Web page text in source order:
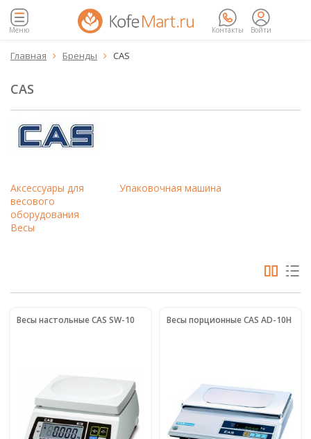
Меню Контакты Войти
Главная  Бренды  CAS
CAS
Аксессуары для
весового
оборудования
Весы
Упаковочная машина
Весы настольные CAS SW-10 Весы порционные CAS AD-10H